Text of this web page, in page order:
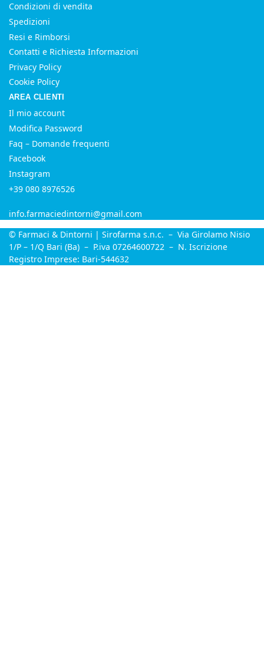
Condizioni di vendita
Spedizioni
Resi e Rimborsi
Contatti e Richiesta Informazioni
Privacy Policy
Cookie Policy
AREA CLIENTI
Il mio account
Modifica Password
Faq – Domande frequenti
Facebook
Instagram
+39 080 8976526
info.farmaciedintorni@gmail.com
© Farmaci & Dintorni | Sirofarma s.n.c. – Via Girolamo Nisio
1/P – 1/Q Bari (Ba) – P.iva 07264600722 – N. Iscrizione
Registro Imprese: Bari-544632